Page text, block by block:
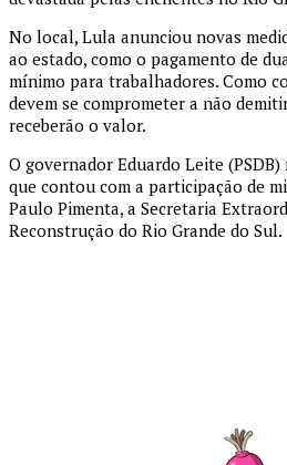
No local, Lula anunciou novas
ao estado, como o pagamento de
mínimo para trabalhadores. Como
devem se comprometer a não
receberão o valor.
O governador Eduardo Leite
que contou com a participação de
Paulo Pimenta, a Secretaria
Reconstrução do Rio Grande do Sul.